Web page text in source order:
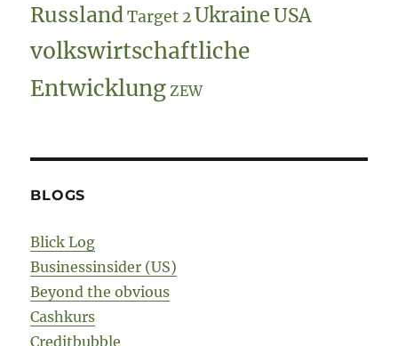
Russland Target 2 Ukraine USA
volkswirtschaftliche
Entwicklung ZEW
BLOGS
Blick Log
Businessinsider (US)
Beyond the obvious
Cashkurs
Creditbubble